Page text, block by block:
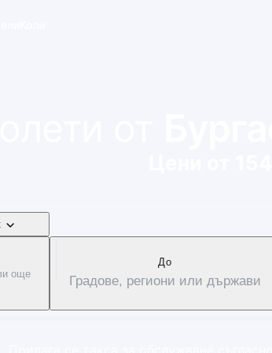
още
Дo
Градове, региони или държави